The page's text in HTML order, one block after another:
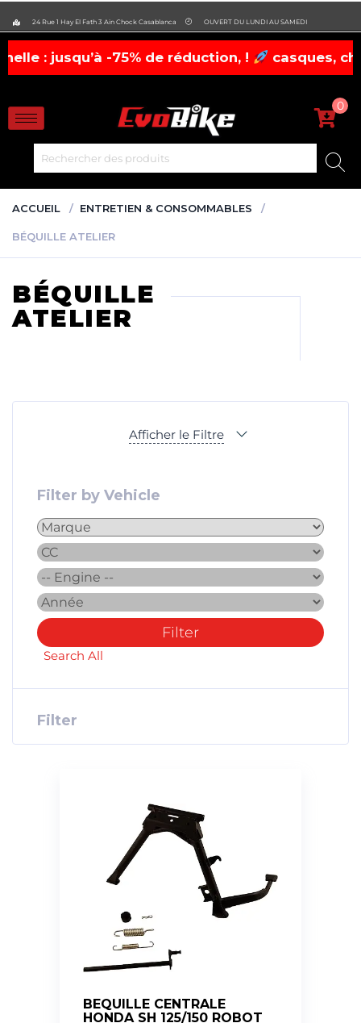
24 Rue 1 Hay El Fath 3 Ain Chock Casablanca OUVERT DU LUNDI AU SAMEDI
-75% de réduction, ! casques,
0
ACCUEIL ENTRETIEN & CONSOMMABLES
BÉQUILLE ATELIER
BÉQUILLE
ATELIER
Afficher le Filtre
Filter by Vehicle
Filter
Search All
Filter
BEQUILLE CENTRALE
HONDA SH 125/150 ROBOT